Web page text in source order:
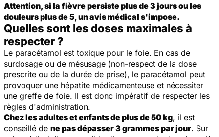
Attention, si la fièvre persiste plus de 3 jours ou les
douleurs plus de 5, un avis médical s'impose.
Quelles sont les doses maximales à
respecter ?
Le paracétamol est toxique pour le foie. En cas de
surdosage ou de mésusage (non-respect de la dose
prescrite ou de la durée de prise), le paracétamol peut
provoquer une hépatite médicamenteuse et nécessiter
une greffe de foie. Il est donc impératif de respecter les
règles d'administration.
Chez les adultes et enfants de plus de 50 kg, il est
conseillé de ne pas dépasser 3 grammes par jour. Sur